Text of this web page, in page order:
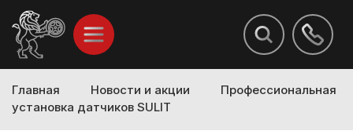
Главная Новости и акции
Профессиональная
установка датчиков SULIT